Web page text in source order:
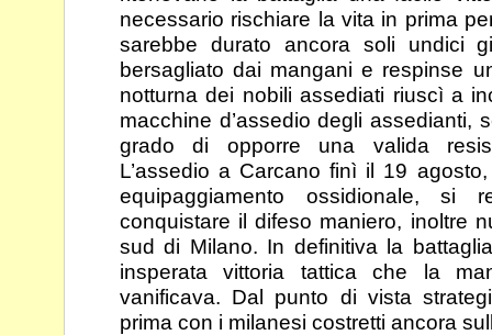
necessario rischiare la vita in prima
sarebbe durato ancora soli undici
bersagliato dai mangani e respinse
notturna dei nobili assediati riuscì a
macchine d’assedio degli assedianti,
grado di opporre una valida
L’assedio a Carcano finì il 19
equipaggiamento ossidionale, si
conquistare il difeso maniero, inoltre
sud di Milano. In definitiva la
insperata vittoria tattica che la
vanificava. Dal punto di vista
prima con i milanesi costretti ancora